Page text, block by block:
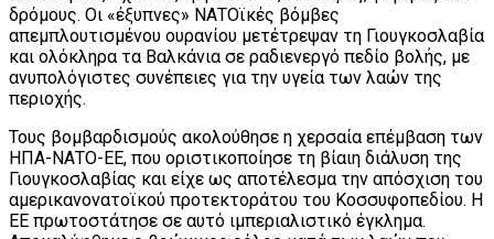
δρόμους. Οι «έξυπνες» ΝΑΤΟϊκές βόμβες
απεμπλουτισμένου ουρανίου μετέτρεψαν τη Γιουγκοσλαβία
και ολόκληρα τα Βαλκάνια σε ραδιενεργό πεδίο βολής, με
ανυπολόγιστες συνέπειες για την υγεία των λαών της
περιοχής.
Τους βομβαρδισμούς ακολούθησε η χερσαία επέμβαση των
ΗΠΑ-ΝΑΤΟ-ΕΕ, που οριστικοποίησε τη βίαιη διάλυση της
Γιουγκοσλαβίας και είχε ως αποτέλεσμα την απόσχιση του
αμερικανονατοϊκού προτεκτοράτου του Κοσσυφοπεδίου. Η
ΕΕ πρωτοστάτησε σε αυτό ιμπεριαλιστικό έγκλημα.